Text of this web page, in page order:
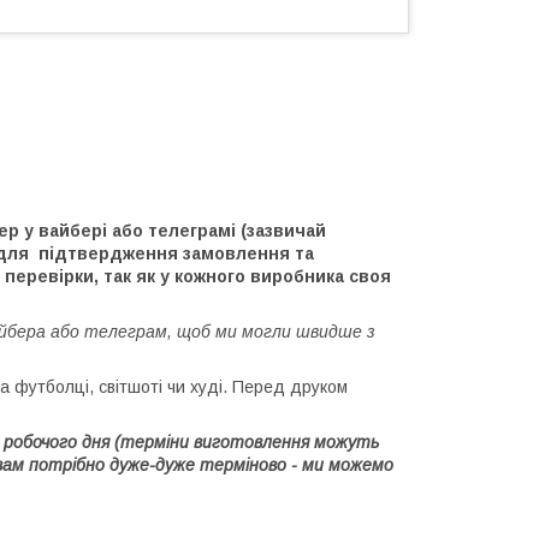
вайбері або телеграмі (зазвичай
підтвердження замовлення та
так як у кожного виробника своя
або телеграм, щоб ми могли швидше з
світшоті чи худі. Перед друком
робочого дня (терміни виготовлення можуть
потрібно дуже-дуже терміново - ми можемо